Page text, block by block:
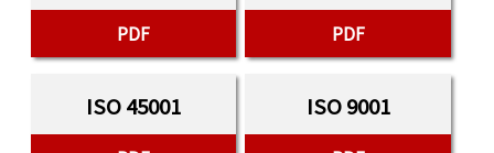
PDF PDF
ISO 45001 ISO 9001